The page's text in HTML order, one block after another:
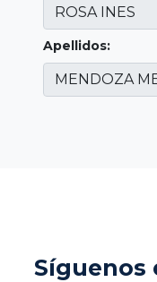
Apellidos:
Síguenos